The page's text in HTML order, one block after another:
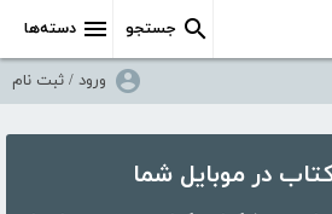
دسته‌ها جستجو
ورود / ثبت نام